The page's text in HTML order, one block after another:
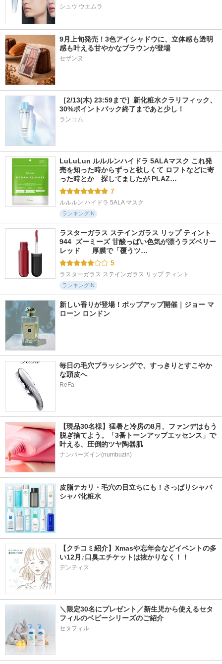
シュウ ウエムラ
9月上旬発売！3色アイシャドウに、立体感も透明
感も叶える甘やかなブラウンが登場
［2/13(木) 23:59まで］新化粧水クラリフィック、
30%ポイントバック終了まであと少し！
ランコム
LuLuLun ルルルンハイドラ 5ALAマスク これ発
売を知った時からずっと欲しくて ロフトなどに寄
った時とか　探してましたが PLAZ…
7
ルルルン ハイドラ 5ALA マスク
ランキングIN
ラスターガラス ステインガラス リップ ティント
944  ズーミーズ 甘酸っぱい色気が漂うラズベリー
レッド      厚膜で「覆うツ…
5
ラスターガラス ステインガラス リップ ティント
ランキングIN
新しい香りが登場！ポップアップ開催｜ジョー マ
ローン ロンドン
毎日の毛穴ブラッシングで、すっきりとすこやか
な頭皮へ
ReFa
【現品30名様】猛暑と冷房の8月、ファンデはもう
脱ぎ捨てよう。「3番トーンアップエッセンス」で
叶える、圧倒的ツヤ陶器肌
ナンバーズイン(numbuzin)
皮脂テカリ・毛穴の目立ちにも！さっぱりシャバ
シャバ化粧水
【クチコミ紹介】Xmasや忘年会などイベントの多
い12月♪口臭エチケットは抜かりなく！！
デンティス
＼限定30名にプレゼント／新生児から使えるセタ
フィルのベビーシリーズのご紹介
セタフィル